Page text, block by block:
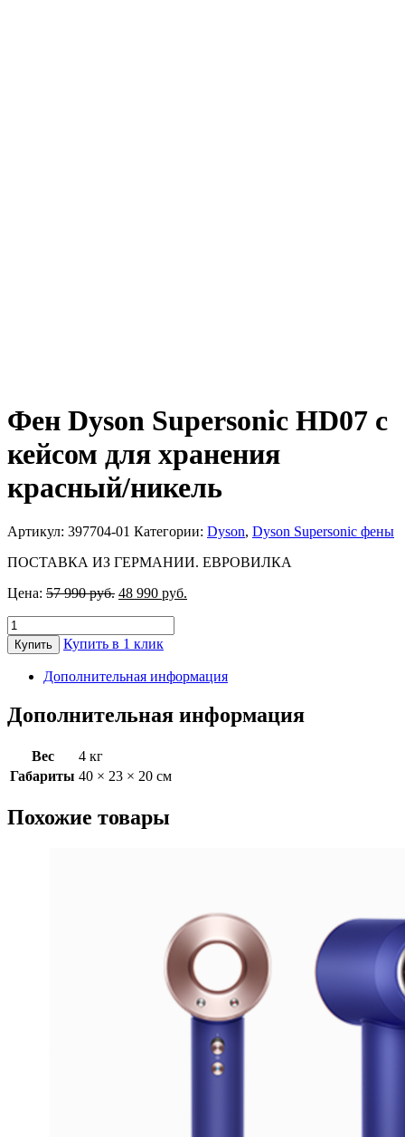
Фен Dyson Supersonic HD07 с
кейсом для хранения
красный/никель
Артикул: 397704-01 Категории: Dyson, Dyson Supersonic фены
ПОСТАВКА ИЗ ГЕРМАНИИ. ЕВРОВИЛКА
Цена: 57 990руб. Первоначальная
57
48 990 руб.
Количество
товара
Фен
Dyson
Supersonic
HD07
с
хранения
красный/
Купить Купить в 1 клик
Дополнительная информация
Дополнительная информация
Вес
4 кг
Габариты 40 × 23 × 20 см
Похожие товары